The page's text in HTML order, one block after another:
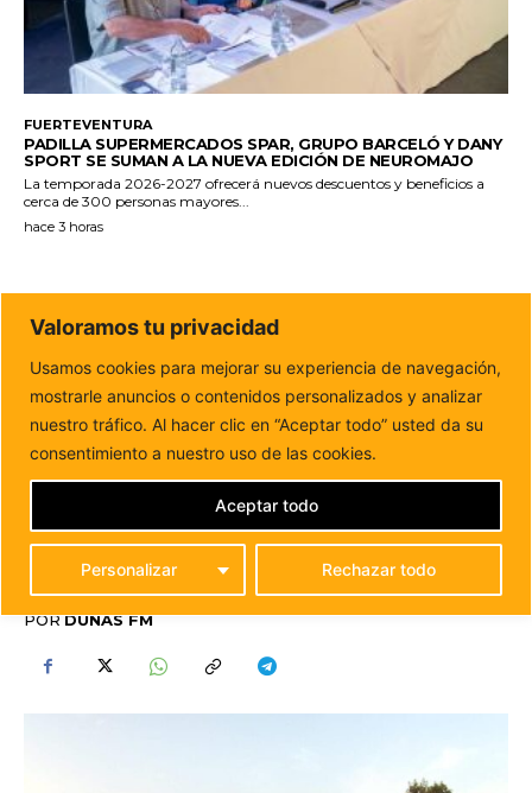
FUERTEVENTURA
PADILLA SUPERMERCADOS SPAR, GRUPO BARCELÓ Y DANY
SPORT SE SUMAN A LA NUEVA EDICIÓN DE NEUROMAJO
La temporada 2026-2027 ofrecerá nuevos descuentos y beneficios a
cerca de 300 personas mayores...
hace 3 horas